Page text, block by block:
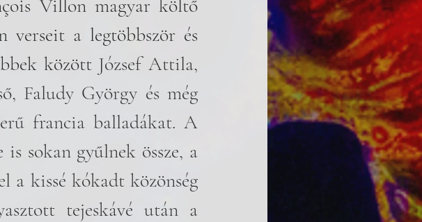
Villon magyar költő
verseit a legtöbbször és
között József Attila,
Faludy György és még
francia balladákat. A
sokan gyűlnek össze, a
a kissé kókadt közönség
tejeskávé után a